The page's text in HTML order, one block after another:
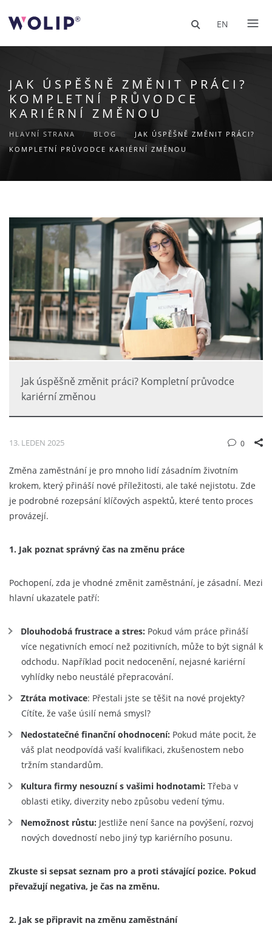
EN
JAK ÚSPĚŠNĚ ZMĚNIT PRÁCI?
KOMPLETNÍ PRŮVODCE
KARIÉRNÍ ZMĚNOU
HLAVNÍ STRANA BLOG
JAK ÚSPĚŠNĚ ZMĚNIT PRÁCI?
KOMPLETNÍ PRŮVODCE KARIÉRNÍ ZMĚNOU
Jak úspěšně změnit práci? Kompletní průvodce
kariérní změnou
0
13. LEDEN 2025
Změna zaměstnání je pro mnoho lidí zásadním životním
krokem, který přináší nové příležitosti, ale také nejistotu. Zde
je podrobné rozepsání klíčových aspektů, které tento proces
provázejí.
1. Jak poznat správný čas na změnu práce
Pochopení, zda je vhodné změnit zaměstnání, je zásadní. Mezi
hlavní ukazatele patří:
Dlouhodobá frustrace a stres: Pokud vám práce přináší
více negativních emocí než pozitivních, může to být signál k
odchodu. Například pocit nedocenění, nejasné kariérní
vyhlídky nebo neustálé přepracování.
Ztráta motivace: Přestali jste se těšit na nové projekty?
Cítíte, že vaše úsilí nemá smysl?
Nedostatečné finanční ohodnocení: Pokud máte pocit, že
váš plat neodpovídá vaší kvalifikaci, zkušenostem nebo
tržním standardům.
Kultura firmy nesouzní s vašimi hodnotami: Třeba v
oblasti etiky, diverzity nebo způsobu vedení týmu.
Nemožnost růstu: Jestliže není šance na povýšení, rozvoj
nových dovedností nebo jiný typ kariérního posunu.
Zkuste si sepsat seznam pro a proti stávající pozice. Pokud
převažují negativa, je čas na změnu.
2. Jak se připravit na změnu zaměstnání